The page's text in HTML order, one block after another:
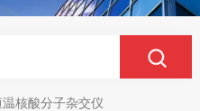
核酸分子杂交仪